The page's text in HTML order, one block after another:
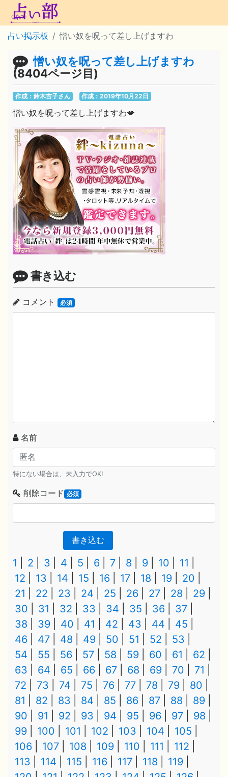
占い掲示板 憎い奴を呪って差し上げますわ
憎い奴を呪って差し上げますわ
(8404ページ目)
作成：鈴木吉子さん 作成：2019年10月22日
憎い奴を呪って差し上げますわ💋
書き込む
コメント 必須
名前
特にない場合は、未入力でOK!
削除コード 必須
書き込む
1 2 3 4 5 6 7 8 9 10
11
12
13 14 15 16 17 18 19
20
21
22 23 24 25 26 27 28
29
30
31 32 33 34 35 36
37
38
39 40 41 42 43 44
45
46
47 48 49 50 51 52
53
54
55 56 57 58 59 60 61
62
63
64 65 66 67 68 69 70
71
72
73 74 75 76 77 78 79
80
81
82 83 84 85 86 87 88
89
90
91 92 93 94 95 96 97
98
99
100 101 102 103 104
105
106
107 108 109 110 111
112
113
114 115 116 117 118
119